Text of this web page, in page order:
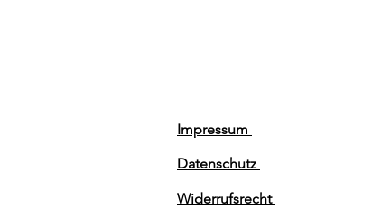
Impressum
Datenschutz
Widerrufsrecht